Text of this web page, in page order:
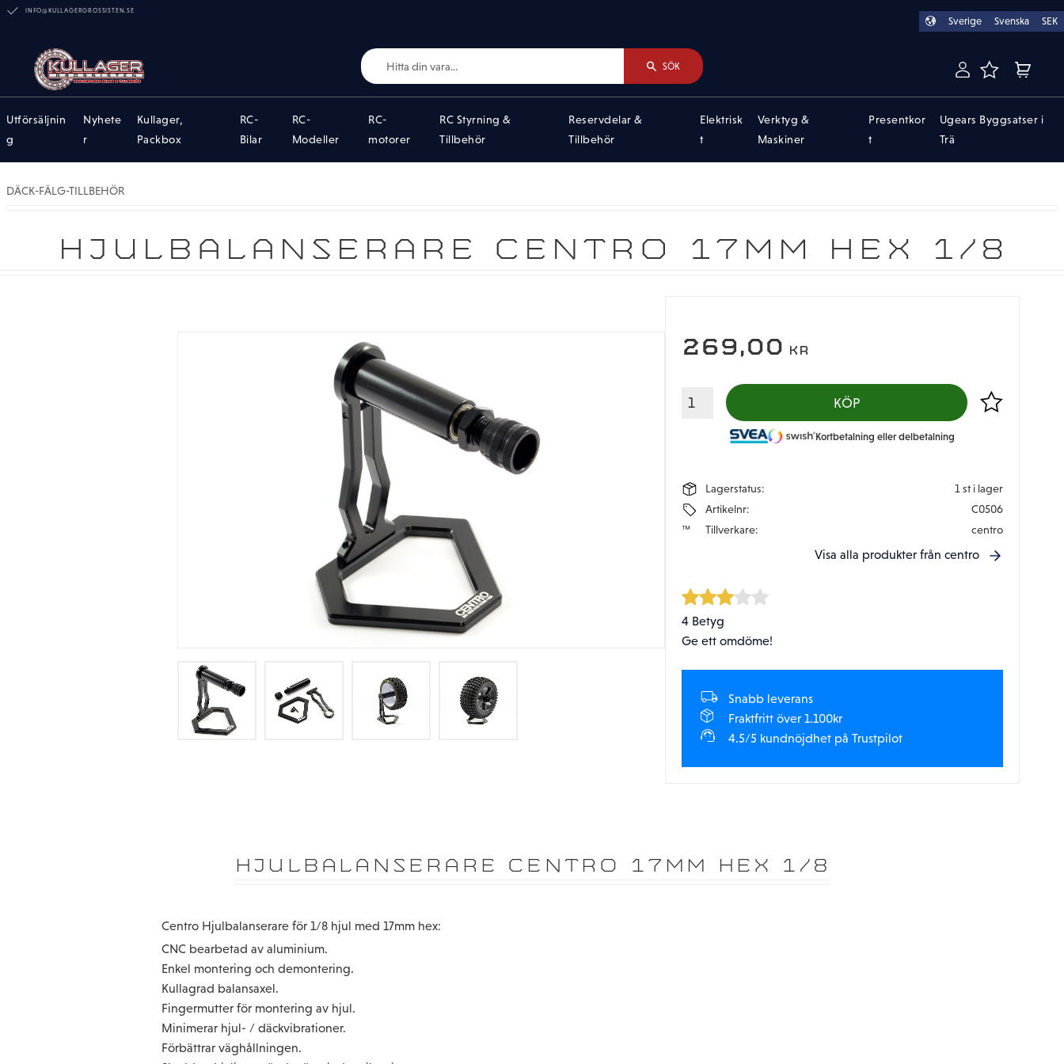
INFO@KULLAGERGROSSISTEN.SE
Sverige Svenska SEK
SÖK FAVORITER
Utförsäljnin
g
Nyhete
r
Kullager,
Packbox
RC-
Bilar
RC-
Modeller
RC-
motorer
RC Styrning &
Tillbehör
Reservdelar &
Tillbehör
Elektrisk
t
Verktyg &
Maskiner
Presentkor
t
Ugears Byggsatser i
Trä
DÄCK-FÄLG-TILLBEHÖR
HJULBALANSERARE CENTRO 17MM HEX 1/8
269,00 KR
KÖP Lägg till i
Kortbetalning eller delbetalning
Lagerstatus
1 st i lager
Artikelnr
C0506
Tillverkare
centro
Visa alla produkter från centro
4 Betyg
Ge ett omdöme!
Snabb leverans
Fraktfritt över 1.100kr
4.5/5 kundnöjdhet på Trustpilot
HJULBALANSERARE CENTRO 17MM HEX 1/8
Centro Hjulbalanserare för 1/8 hjul med 17mm hex:
CNC bearbetad av aluminium.
Enkel montering och demontering.
Kullagrad balansaxel.
Fingermutter för montering av hjul.
Minimerar hjul- / däckvibrationer.
Förbättrar väghållningen.